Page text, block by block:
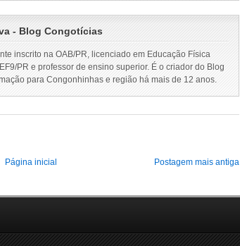
- Blog Congotícias
inscrito na OAB/PR, licenciado em Educação Física
PR e professor de ensino superior. É o criador do Blog
para Congonhinhas e região há mais de 12 anos.
Postagem mais antiga
Página inicial